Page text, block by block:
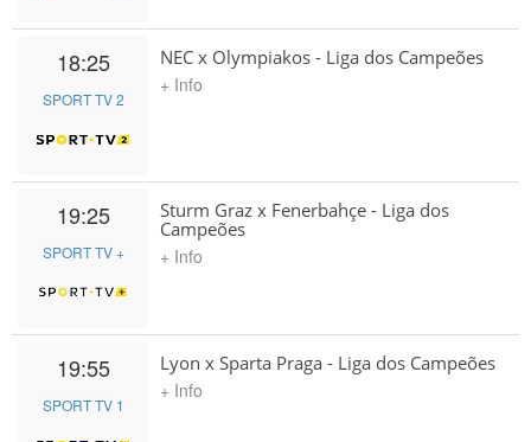
18:25
SPORT TV 2
NEC x Olympiakos - Liga dos Campeões
+ Info
19:25
SPORT TV +
Sturm Graz x Fenerbahçe - Liga dos
Campeões
+ Info
19:55
SPORT TV 1
Lyon x Sparta Praga - Liga dos Campeões
+ Info